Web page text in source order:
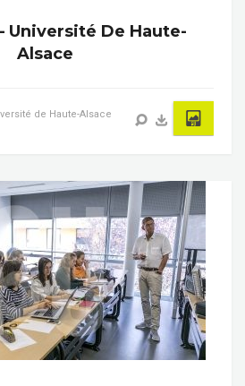
Université De Haute-
Alsace
de Haute-Alsace